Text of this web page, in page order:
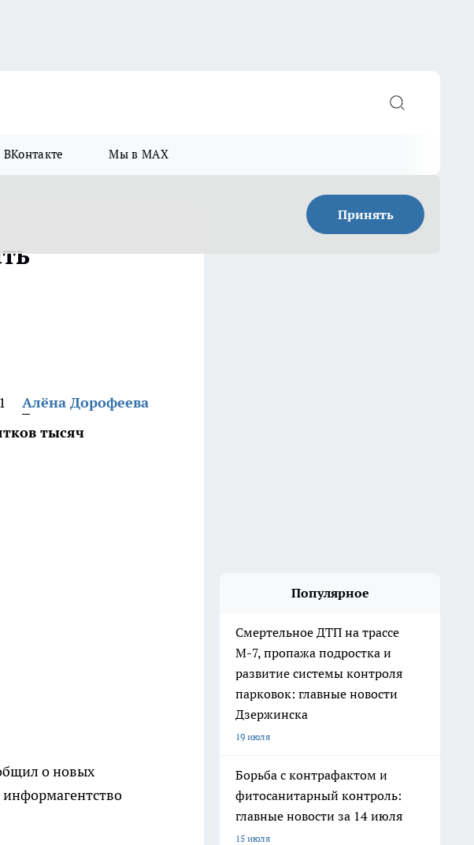
Мы в MAX
Принять
Алёна Дорофеева
тысяч
о новых
Популярное
Смертельное ДТП на трассе
М-7, пропажа подростка и
развитие системы контроля
парковок: главные новости
Дзержинска
19 июля
Борьба с контрафактом и
фитосанитарный контроль:
главные новости за 14 июля
15 июля